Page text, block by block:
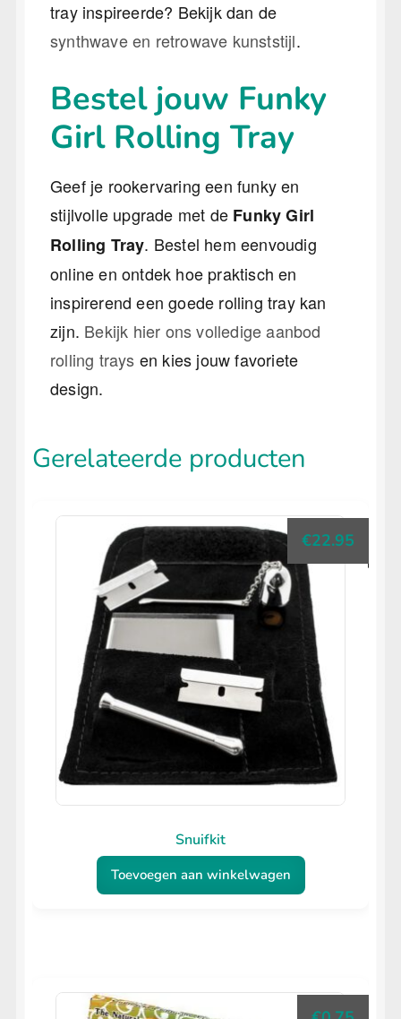
tray inspireerde? Bekijk dan de
synthwave en retrowave kunststijl.
Bestel jouw Funky
Girl Rolling Tray
Geef je rookervaring een funky en
stijlvolle upgrade met de Funky Girl
Rolling Tray. Bestel hem eenvoudig
online en ontdek hoe praktisch en
inspirerend een goede rolling tray kan
zijn. Bekijk hier ons volledige aanbod
rolling trays en kies jouw favoriete
design.
Gerelateerde producten
Snuifkit
€22.95
Toevoegen aan winkelwagen